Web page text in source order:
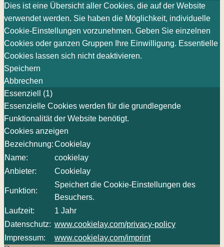
Dies ist eine Übersicht aller Cookies, die auf der Website
verwendet werden. Sie haben die Möglichkeit, individuelle
Cookie-Einstellungen vorzunehmen. Geben Sie einzelnen
Cookies oder ganzen Gruppen Ihre Einwilligung. Essentielle
Cookies lassen sich nicht deaktivieren.
Speichern
Abbrechen
Essenziell (1)
Essenzielle Cookies werden für die grundlegende
Funktionalität der Website benötigt.
Cookies anzeigen
Bezeichnung:Cookielay
Name:
cookielay
Anbieter:
Cookielay
Funktion:
Speichert die Cookie-Einstellungen des
Besuchers.
Laufzeit:
1 Jahr
Datenschutz: www.cookielay.com/privacy-policy
Impressum:
www.cookielay.com/imprint